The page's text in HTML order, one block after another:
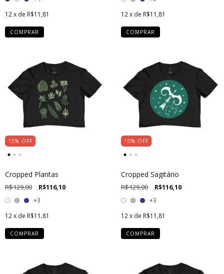
12x de R$11,81
COMPRAR
12 x de R$11,81
COMPRAR
10% OFF
Cropped Plantas
R$129,00 R$116,10
+3
12x de R$11,81
COMPRAR
10% OFF
Cropped Sagitário
R$129,00 R$116,10
+3
12 x de R$11,81
COMPRAR